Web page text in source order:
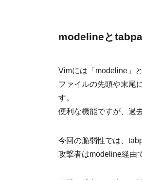
modelineと
Vimには「modeline」
ファイルの先頭や末尾
す。
便利な機能ですが、過
今回の脆弱性では、
攻撃者はmodeline経由